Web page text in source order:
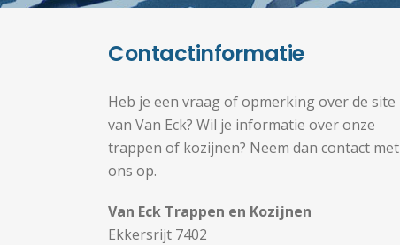
Contactinformatie
Heb je een vraag of opmerking over de site
van Van Eck? Wil je informatie over onze
trappen of kozijnen? Neem dan contact met
ons op.
Van Eck Trappen en Kozijnen
Ekkersrijt 7402